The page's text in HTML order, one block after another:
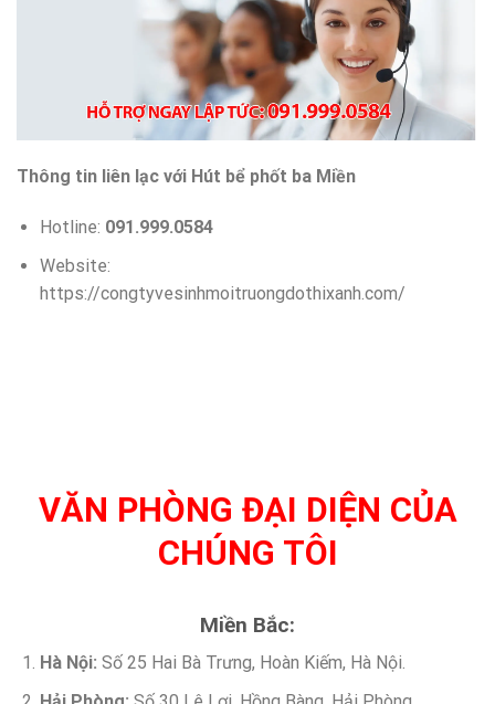
Thông tin liên lạc với Hút bể phốt ba Miền
Hotline: 091.999.0584
Website:
https://congtyvesinhmoitruongdothixanh.com/
VĂN PHÒNG ĐẠI DIỆN CỦA
CHÚNG TÔI
Miền Bắc:
Hà Nội: Số 25 Hai Bà Trưng, Hoàn Kiếm, Hà Nội.